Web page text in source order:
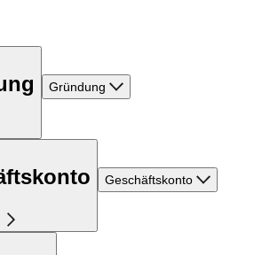
Gründung
Geschäftskonto